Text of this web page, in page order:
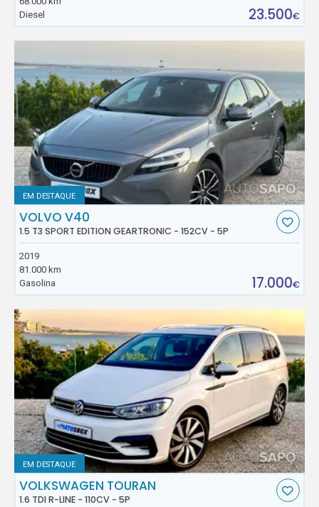
Diesel
23.500€
EM DESTAQUE
VOLVO V40
1.5 T3 SPORT EDITION GEARTRONIC - 152CV - 5P
2019
81.000 km
Gasolina
17.000€
EM DESTAQUE
VOLKSWAGEN TOURAN
1.6 TDI R-LINE - 110CV - 5P